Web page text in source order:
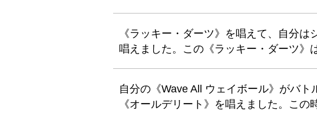
《ラッキー・ダーツ》を唱えて、自分
唱えました。この《ラッキー・ダーツ》
自分の《Wave All ウェイボール》がバ
《オールデリート》を唱えました。こ